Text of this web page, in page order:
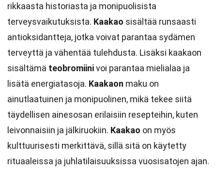
rikkaasta historiasta ja monipuolisista
terveysvaikutuksista. Kaakao sisältää runsaasti
antioksidantteja, jotka voivat parantaa sydämen
terveyttä ja vähentää tulehdusta. Lisäksi kaakaon
sisältämä teobromiinivoi parantaa mielialaa ja
lisätä energiatasoja. Kaakaon maku on
ainutlaatuinen ja monipuolinen, mikä tekee siitä
täydellisen ainesosan erilaisiin resepteihin, kuten
leivonnaisiin ja jälkiruokiin. Kaakao on myös
kulttuurisesti merkittävä, sillä sitä on käytetty
rituaaleissa ja juhlatilaisuuksissa vuosisatojen ajan.